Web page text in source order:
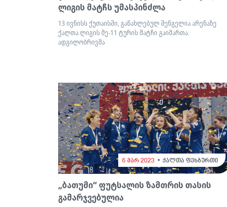
ლიგის მატჩს უმასპინძლა
13 ივნისს ქუთაისში, განახლებულ შენგელია არენაზე
ქალთა ლიგის მე-11 ტურის მატჩი გაიმართა.
ადგილობრივმა
6 მარ 2023 ქალთა ფეხბურთი
„ბათუმი“ ფუტსალის ზამთრის თასის
გამარჯვებულია